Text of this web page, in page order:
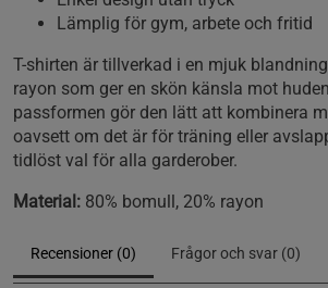
Lämplig för gym, arbete och fritid
T-shirten är tillverkad i en mjuk
rayon som ger en skön känsla mot
passformen gör den lätt att kombinera
oavsett om det är för träning eller
tidlöst val för alla garderober.
Material: 80% bomull, 20% rayon
Recensioner (0) Frågor och svar (0)